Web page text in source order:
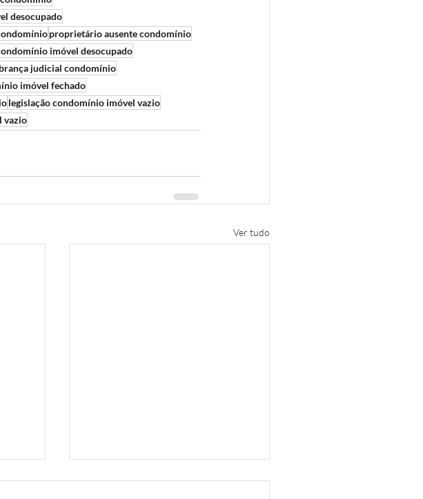
desocupado
proprietário ausente condomínio
imóvel desocupado
judicial condomínio
imóvel fechado
legislação condomínio imóvel vazio
vazio
Ver tudo